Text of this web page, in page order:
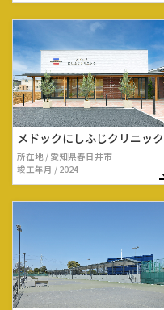
メドックにしふじクリニック
所在地 / 愛知県春日井市
竣工年月 / 2024